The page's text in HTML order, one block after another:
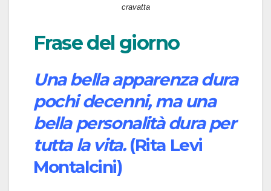
cravatta
Frase del giorno
Una bella apparenza dura
pochi decenni, ma una
bella personalità dura per
tutta la vita.(Rita Levi
Montalcini)